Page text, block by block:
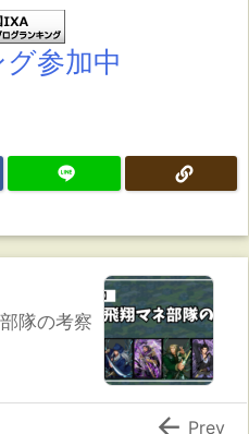
参加中
隊の考察
 Prev